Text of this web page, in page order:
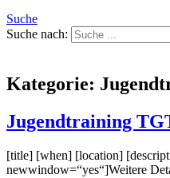
Suche
Suche nach:
Kategorie:
Jugendtraining
[title] [when] [location]
newwindow=“yes“]Weitere